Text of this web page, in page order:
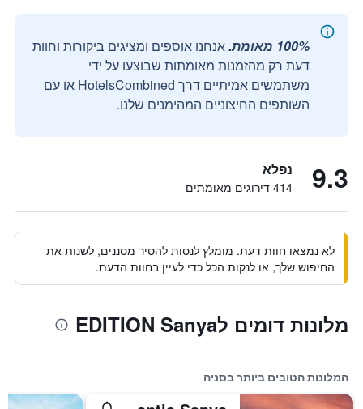
100% מאומת.
אנחנו אוספים ומציגים ביקורות וחוות
דעת רק מהזמנות מאומתות שבוצעו על ידי
משתמשים אמיתיים דרך HotelsCombined או עם
השותפים החיצוניים המהימנים שלנו.
9.3 נפלא
414 דירוגים מאומתים
לא נמצאו חוות דעת. מומלץ לנסות להסיר מסננים, לשנות את
החיפוש שלך, או לנקות הכל כדי לעיין בחוות הדעת.
מלונות דומים לEDITION Sanya
המלונות הטובים ביותר בסניה